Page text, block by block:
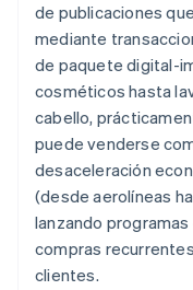
de publicaciones
mediante
de paquete digital-
cosméticos hasta
cabello,
puede venderse
desaceleración
(desde aerolíneas
lanzando
compras
clientes.